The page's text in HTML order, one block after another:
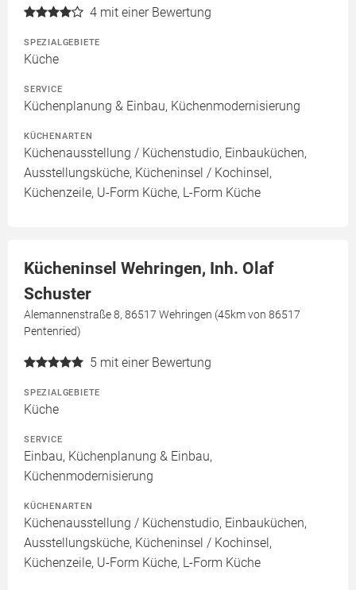
4 mit einer Bewertung
SPEZIALGEBIETE
Küche
SERVICE
Küchenplanung & Einbau, Küchenmodernisierung
KÜCHENARTEN
Küchenausstellung / Küchenstudio, Einbauküchen,
Ausstellungsküche, Kücheninsel / Kochinsel,
Küchenzeile, U-Form Küche, L-Form Küche
Kücheninsel Wehringen, Inh. Olaf
Schuster
Alemannenstraße 8, 86517 Wehringen (45km von 86517
Pentenried)
5 mit einer Bewertung
SPEZIALGEBIETE
Küche
SERVICE
Einbau, Küchenplanung & Einbau,
Küchenmodernisierung
KÜCHENARTEN
Küchenausstellung / Küchenstudio, Einbauküchen,
Ausstellungsküche, Kücheninsel / Kochinsel,
Küchenzeile, U-Form Küche, L-Form Küche